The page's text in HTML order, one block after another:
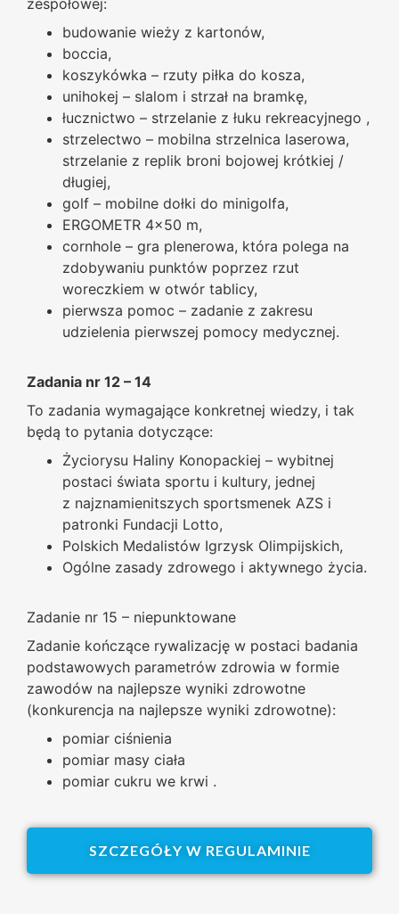
zespołowej:
budowanie wieży z kartonów,
boccia,
koszykówka – rzuty piłka do kosza,
unihokej – slalom i strzał na bramkę,
łucznictwo – strzelanie z łuku rekreacyjnego ,
strzelectwo – mobilna strzelnica laserowa,
strzelanie z replik broni bojowej krótkiej /
długiej,
golf – mobilne dołki do minigolfa,
ERGOMETR 4×50 m,
cornhole – gra plenerowa, która polega na
zdobywaniu punktów poprzez rzut
woreczkiem w otwór tablicy,
pierwsza pomoc – zadanie z zakresu
udzielenia pierwszej pomocy medycznej.
Zadania nr 12 – 14
To zadania wymagające konkretnej wiedzy, i tak
będą to pytania dotyczące:
Życiorysu Haliny Konopackiej – wybitnej
postaci świata sportu i kultury, jednej
z najznamienitszych sportsmenek AZS i
patronki Fundacji Lotto,
Polskich Medalistów Igrzysk Olimpijskich,
Ogólne zasady zdrowego i aktywnego życia.
Zadanie nr 15 – niepunktowane
Zadanie kończące rywalizację w postaci badania
podstawowych parametrów zdrowia w formie
zawodów na najlepsze wyniki zdrowotne
(konkurencja na najlepsze wyniki zdrowotne):
pomiar ciśnienia
pomiar masy ciała
pomiar cukru we krwi .
SZCZEGÓŁY W REGULAMINIE